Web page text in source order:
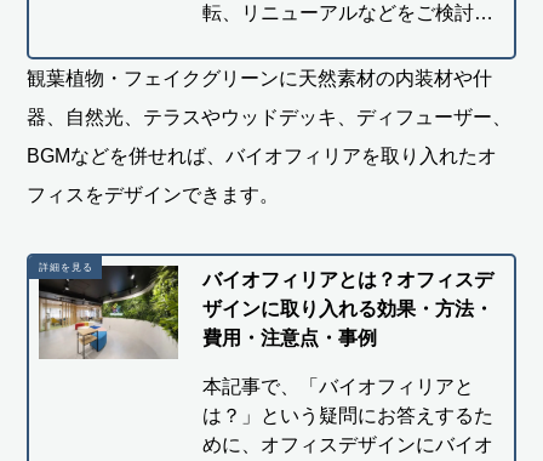
転、リニューアルなどをご検討…
観葉植物・フェイクグリーンに天然素材の内装材や什
器、自然光、テラスやウッドデッキ、ディフューザー、
BGMなどを併せれば、バイオフィリアを取り入れたオ
フィスをデザインできます。
バイオフィリアとは？オフィスデ
ザインに取り入れる効果・方法・
費用・注意点・事例
本記事で、「バイオフィリアと
は？」という疑問にお答えするた
めに、オフィスデザインにバイオ